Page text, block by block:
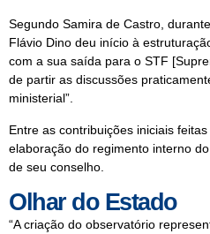
Segundo Samira de Castro,
Flávio Dino deu início à
com a sua saída para o STF
de partir as discussões
ministerial”.
Entre as contribuições iniciais
elaboração do regimento interno
de seu conselho.
Olhar do Estado
“A criação do observatório